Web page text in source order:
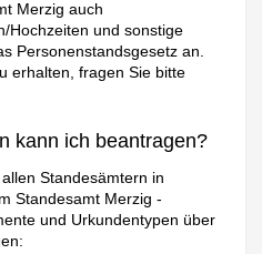
Merzig auch
Hochzeiten und sonstige
Personenstandsgesetz an.
erhalten, fragen Sie bitte
kann ich beantragen?
Standesämtern in
Standesamt Merzig -
und Urkundentypen über